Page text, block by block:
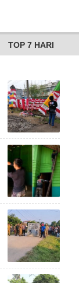
TOP 7 HARI